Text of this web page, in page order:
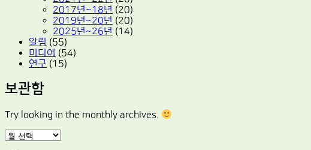
2017년~18년 (20)
2019년~20년 (20)
2025년~26년 (14)
알림 (55)
미디어 (54)
연구 (15)
보관함
Try looking in the monthly archives.
보